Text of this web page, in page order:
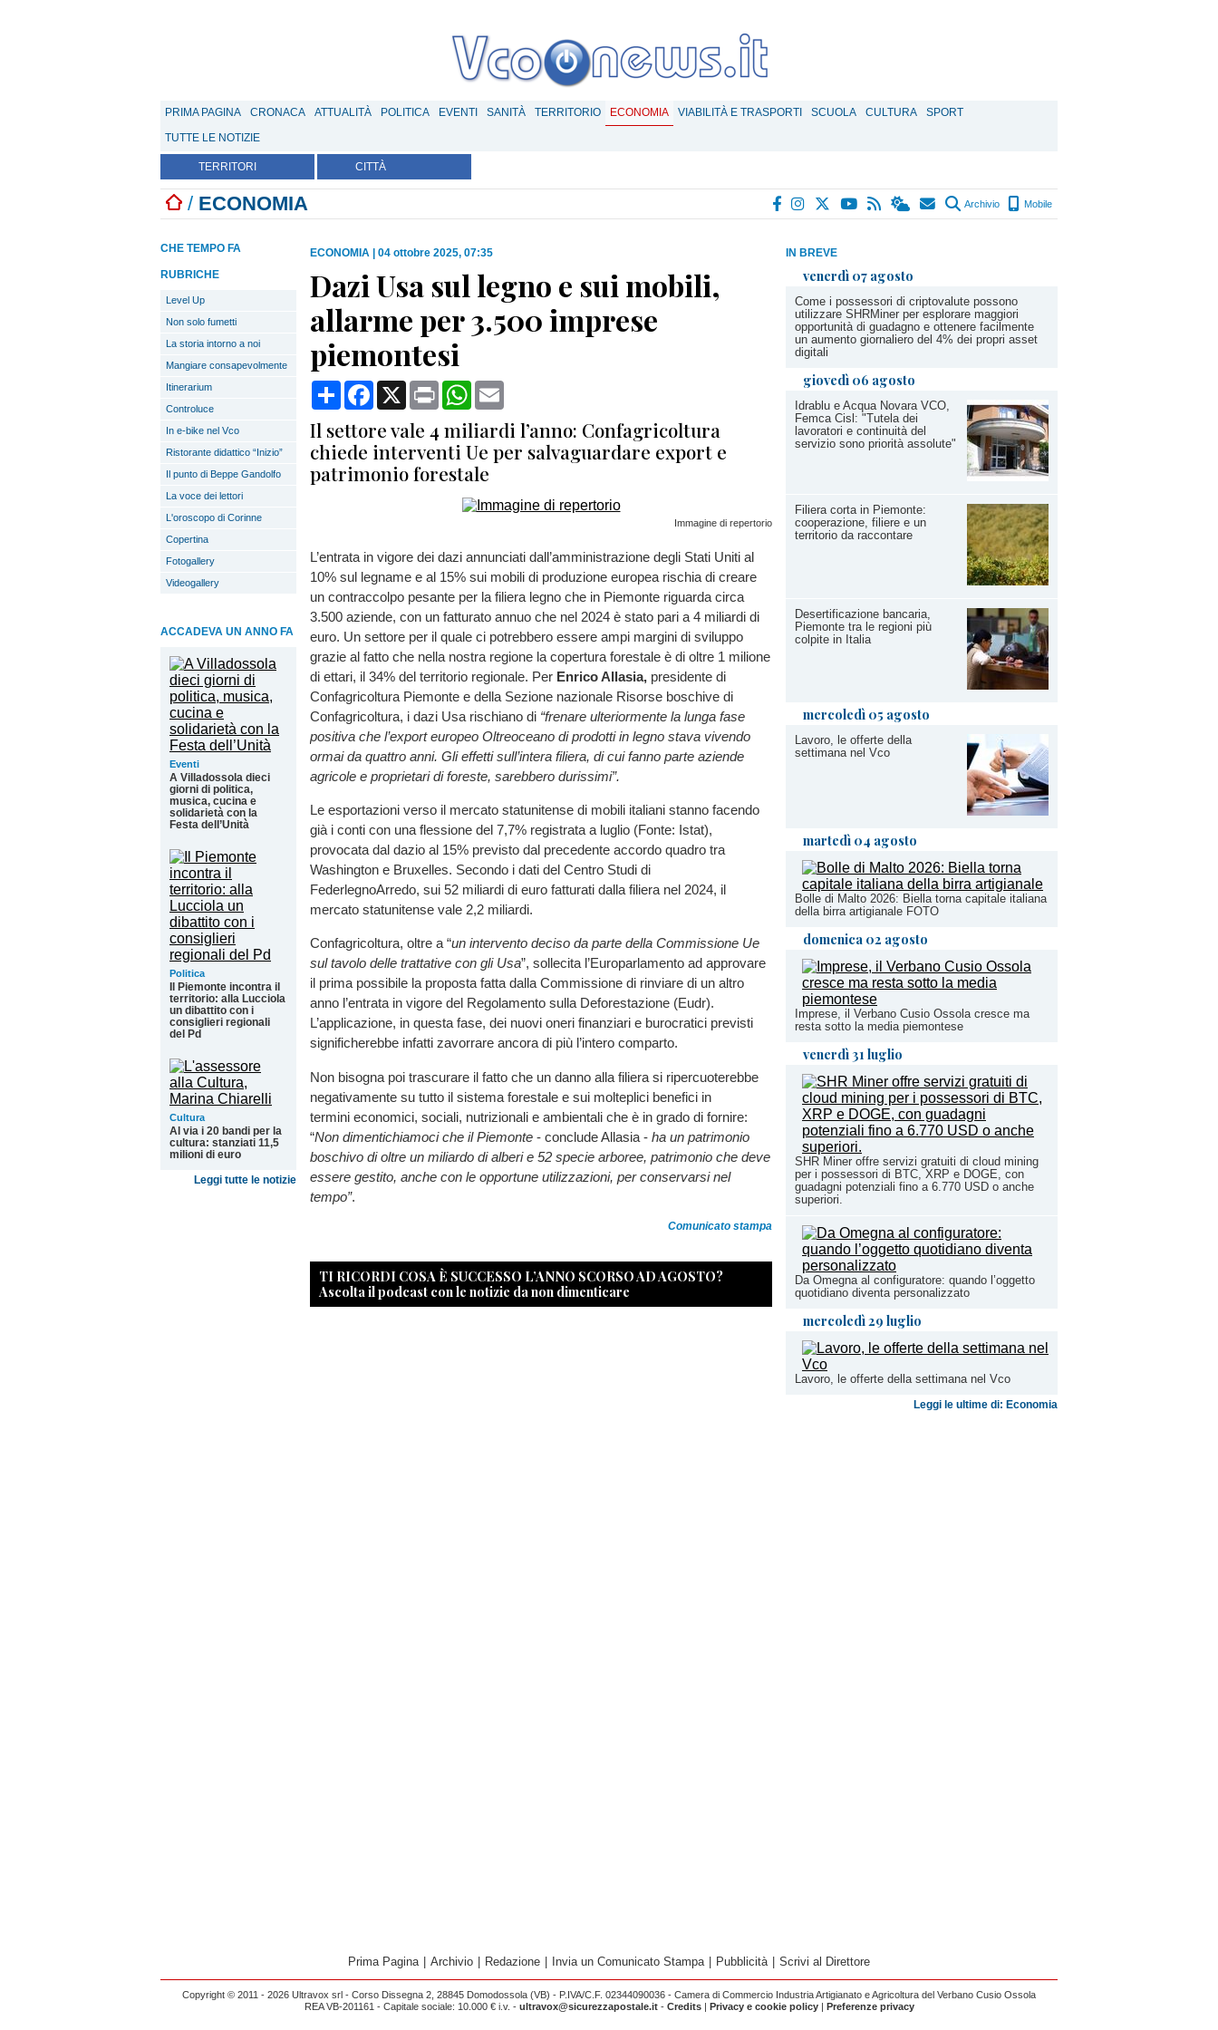
PRIMA PAGINA CRONACA ATTUALITÀ POLITICA EVENTI SANITÀ TERRITORIO ECONOMIA VIABILITÀ E TRASPORTI SCUOLA CULTURA
SPORT
TUTTE LE NOTIZIE
TERRITORI CITTÀ
/ ECONOMIA Archivio Mobile
IN BREVE
venerdì 07 agosto
Come i possessori di criptovalute possono
utilizzare SHRMiner per esplorare maggiori
opportunità di guadagno e ottenere facilmente
un aumento giornaliero del 4% dei propri asset
digitali
giovedì 06 agosto
Idrablu e Acqua Novara VCO,
Femca Cisl: "Tutela dei
lavoratori e continuità del
servizio sono priorità assolute"
Filiera corta in Piemonte:
cooperazione, filiere e un
territorio da raccontare
Desertificazione bancaria,
Piemonte tra le regioni più
colpite in Italia
mercoledì 05 agosto
Lavoro, le offerte della
settimana nel Vco
martedì 04 agosto
Bolle di Malto 2026: Biella torna capitale italiana
della birra artigianale FOTO
domenica 02 agosto
Imprese, il Verbano Cusio Ossola cresce ma
resta sotto la media piemontese
venerdì 31 luglio
SHR Miner offre servizi gratuiti di cloud mining
per i possessori di BTC, XRP e DOGE, con
guadagni potenziali fino a 6.770 USD o anche
superiori.
Da Omegna al configuratore: quando l’oggetto
quotidiano diventa personalizzato
mercoledì 29 luglio
Lavoro, le offerte della settimana nel Vco
Leggi le ultime di: Economia
CHE TEMPO FA
RUBRICHE
Level Up
Non solo fumetti
La storia intorno a noi
Mangiare consapevolmente
Itinerarium
Controluce
In e-bike nel Vco
Ristorante didattico “Inizio”
Il punto di Beppe Gandolfo
La voce dei lettori
L'oroscopo di Corinne
Copertina
Fotogallery
Videogallery
ACCADEVA UN ANNO FA
Eventi
A Villadossola dieci
giorni di politica,
musica, cucina e
solidarietà con la
Festa dell’Unità
Politica
Il Piemonte incontra il
territorio: alla Lucciola
un dibattito con i
consiglieri regionali
del Pd
Cultura
Al via i 20 bandi per la
cultura: stanziati 11,5
milioni di euro
Leggi tutte le notizie
ECONOMIA 04 ottobre 2025, 07:35
Dazi Usa sul legno e sui mobili,
allarme per 3.500 imprese
piemontesi
CondividiFacebook
X Print WhatsApp
Il settore vale 4 miliardi l’anno: Confagricoltura
chiede interventi Ue per salvaguardare export e
patrimonio forestale
Immagine di repertorio
L’entrata in vigore dei dazi annunciati dall’amministrazione degli Stati Uniti al
10% sul legname e al 15% sui mobili di produzione europea rischia di creare
un contraccolpo pesante per la filiera legno che in Piemonte riguarda circa
3.500 aziende, con un fatturato annuo che nel 2024 è stato pari a 4 miliardi di
euro. Un settore per il quale ci potrebbero essere ampi margini di sviluppo
grazie al fatto che nella nostra regione la copertura forestale è di oltre 1 milione
di ettari, il 34% del territorio regionale. Per Enrico Allasia, presidente di
Confagricoltura Piemonte e della Sezione nazionale Risorse boschive di
Confagricoltura, i dazi Usa rischiano di “frenare ulteriormente la lunga fase
positiva che l’export europeo Oltreoceano di prodotti in legno stava vivendo
ormai da quattro anni. Gli effetti sull’intera filiera, di cui fanno parte aziende
agricole e proprietari di foreste, sarebbero durissimi”.
Le esportazioni verso il mercato statunitense di mobili italiani stanno facendo
già i conti con una flessione del 7,7% registrata a luglio (Fonte: Istat),
provocata dal dazio al 15% previsto dal precedente accordo quadro tra
Washington e Bruxelles. Secondo i dati del Centro Studi di
FederlegnoArredo, sui 52 miliardi di euro fatturati dalla filiera nel 2024, il
mercato statunitense vale 2,2 miliardi.
Confagricoltura, oltre a “un intervento deciso da parte della Commissione Ue
sul tavolo delle trattative con gli Usa”, sollecita l’Europarlamento ad approvare
il prima possibile la proposta fatta dalla Commissione di rinviare di un altro
anno l’entrata in vigore del Regolamento sulla Deforestazione (Eudr).
L’applicazione, in questa fase, dei nuovi oneri finanziari e burocratici previsti
significherebbe infatti zavorrare ancora di più l’intero comparto.
Non bisogna poi trascurare il fatto che un danno alla filiera si ripercuoterebbe
negativamente su tutto il sistema forestale e sui molteplici benefici in
termini economici, sociali, nutrizionali e ambientali che è in grado di fornire:
“Non dimentichiamoci che il Piemonte - conclude Allasia - ha un patrimonio
boschivo di oltre un miliardo di alberi e 52 specie arboree, patrimonio che deve
essere gestito, anche con le opportune utilizzazioni, per conservarsi nel
tempo”.
Comunicato stampa
TI RICORDI COSA È SUCCESSO L’ANNO SCORSO AD AGOSTO?
Ascolta il podcast con le notizie da non dimenticare
Prima Pagina Archivio Redazione Invia un Comunicato Stampa Pubblicità Scrivi al Direttore
Copyright © 2011 - 2026 Ultravox srl - Corso Dissegna 2, 28845 Domodossola (VB) - P.IVA/C.F. 02344090036 - Camera di Commercio Industria Artigianato e Agricoltura del Verbano Cusio Ossola
REA VB-201161 - Capitale sociale: 10.000 € i.v. - ultravox@sicurezzapostale.it- Credits| Privacy e cookie policy| Preferenze privacy